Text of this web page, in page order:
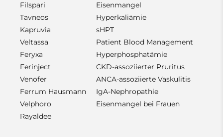
Filspari
Tavneos
Kapruvia
Veltassa
Feryxa
Ferinject
Venofer
Ferrum Hausmann
Velphoro
Rayaldee
Eisenmangel
Hyperkaliämie
sHPT
Patient Blood Management
Hyperphosphatämie
CKD-assoziierter Pruritus
ANCA-assoziierte Vaskulitis
IgA-Nephropathie
Eisenmangel bei Frauen